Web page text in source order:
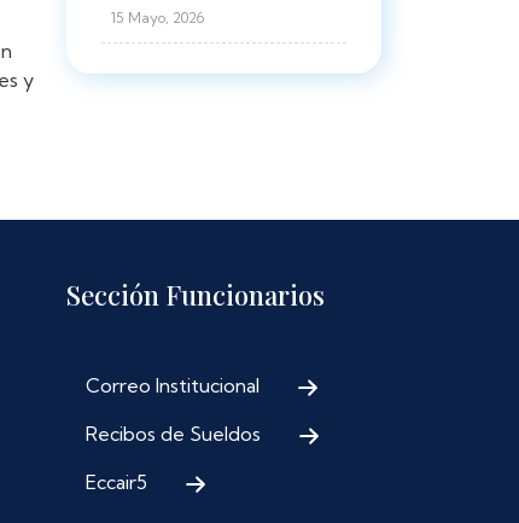
y
15 Mayo, 2026
Sección Funcionarios
Correo Institucional
Recibos de Sueldos
Eccair5